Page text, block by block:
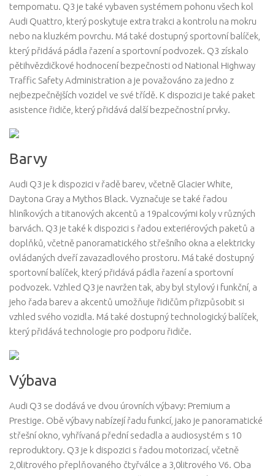
tempomatu. Q3 je také vybaven systémem pohonu všech kol
Audi Quattro, který poskytuje extra trakci a kontrolu na mokru
nebo na kluzkém povrchu. Má také dostupný sportovní balíček,
který přidává pádla řazení a sportovní podvozek. Q3 získalo
pětihvězdičkové hodnocení bezpečnosti od National Highway
Traffic Safety Administration a je považováno za jedno z
nejbezpečnějších vozidel ve své třídě. K dispozici je také paket
asistence řidiče, který přidává další bezpečnostní prvky.
Barvy
Audi Q3 je k dispozici v řadě barev, včetně Glacier White,
Daytona Gray a Mythos Black. Vyznačuje se také řadou
hliníkových a titanových akcentů a 19palcovými koly v různých
barvách. Q3 je také k dispozici s řadou exteriérových paketů a
doplňků, včetně panoramatického střešního okna a elektricky
ovládaných dveří zavazadlového prostoru. Má také dostupný
sportovní balíček, který přidává pádla řazení a sportovní
podvozek. Vzhled Q3 je navržen tak, aby byl stylový i funkční, a
jeho řada barev a akcentů umožňuje řidičům přizpůsobit si
vzhled svého vozidla. Má také dostupný technologický balíček,
který přidává technologie pro podporu řidiče.
Výbava
Audi Q3 se dodává ve dvou úrovních výbavy: Premium a
Prestige. Obě výbavy nabízejí řadu funkcí, jako je panoramatické
střešní okno, vyhřívaná přední sedadla a audiosystém s 10
reproduktory. Q3 je k dispozici s řadou motorizací, včetně
2,0litrového přeplňovaného čtyřválce a 3,0litrového V6. Oba